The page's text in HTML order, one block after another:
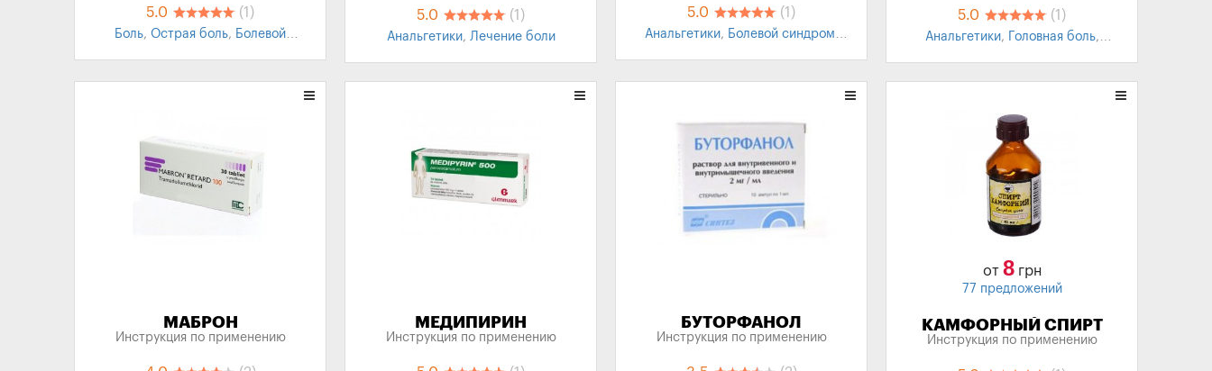
5.0 (1)
Боль, Острая боль, Болевой
боли,Анальгетики
5.0 (1)
Анальгетики, Лечение боли
5.0 (1)
Анальгетики, Болевой синдром ,
5.0 (1)
Анальгетики, Головная боль,
Миалгия,Лихорадка
МАБРОН
Инструкция по применению
МЕДИПИРИН
Инструкция по применению
БУТОРФАНОЛ
Инструкция по применению
от 8грн
77 предложений
КАМФОРНЫЙ СПИРТ
Инструкция по применению